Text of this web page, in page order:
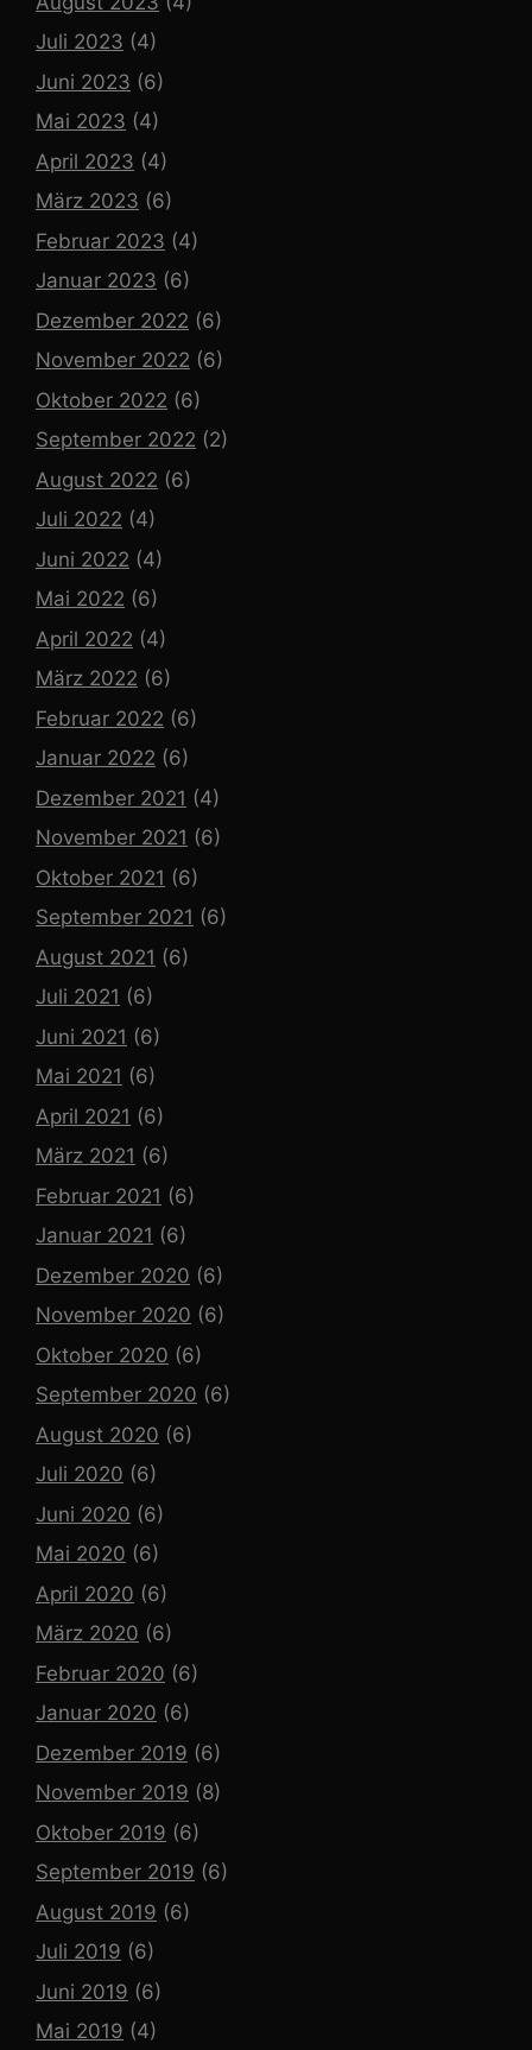
Juli 2023 (4)
Juni 2023 (6)
Mai 2023 (4)
April 2023 (4)
März 2023 (6)
Februar 2023 (4)
Januar 2023 (6)
Dezember 2022 (6)
November 2022 (6)
Oktober 2022 (6)
September 2022 (2)
August 2022 (6)
Juli 2022 (4)
Juni 2022 (4)
Mai 2022 (6)
April 2022 (4)
März 2022 (6)
Februar 2022 (6)
Januar 2022 (6)
Dezember 2021 (4)
November 2021 (6)
Oktober 2021 (6)
September 2021 (6)
August 2021 (6)
Juli 2021 (6)
Juni 2021 (6)
Mai 2021 (6)
April 2021 (6)
März 2021 (6)
Februar 2021 (6)
Januar 2021 (6)
Dezember 2020 (6)
November 2020 (6)
Oktober 2020 (6)
September 2020 (6)
August 2020 (6)
Juli 2020 (6)
Juni 2020 (6)
Mai 2020 (6)
April 2020 (6)
März 2020 (6)
Februar 2020 (6)
Januar 2020 (6)
Dezember 2019 (6)
November 2019 (8)
Oktober 2019 (6)
September 2019 (6)
August 2019 (6)
Juli 2019 (6)
Juni 2019 (6)
Mai 2019 (4)